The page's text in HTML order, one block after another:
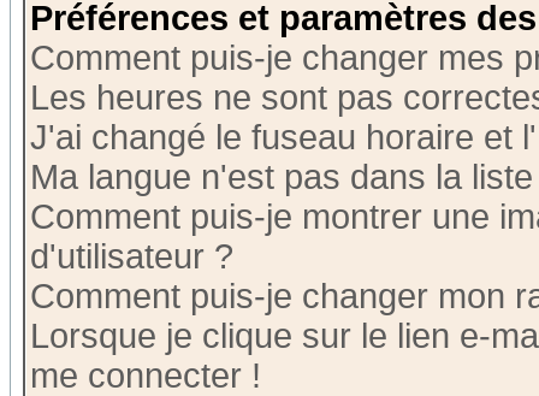
Préférences et paramètres
Comment puis-je changer mes
Les heures ne sont pas
J'ai changé le fuseau horaire et
Ma langue n'est pas dans la
Comment puis-je montrer une
d'utilisateur ?
Comment puis-je changer mon
Lorsque je clique sur le lien e-
me connecter !